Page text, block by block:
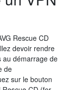
Rescue CD
devoir rendre
au démarrage de
de
sur le bouton